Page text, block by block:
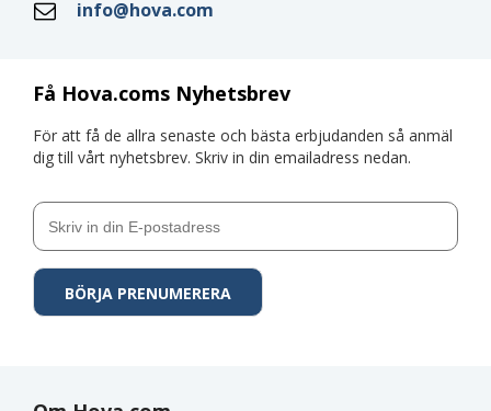
Få Hova.coms Nyhetsbrev
För att få de allra senaste och bästa erbjudanden så anmäl
dig till vårt nyhetsbrev. Skriv in din emailadress nedan.
info@hova.com